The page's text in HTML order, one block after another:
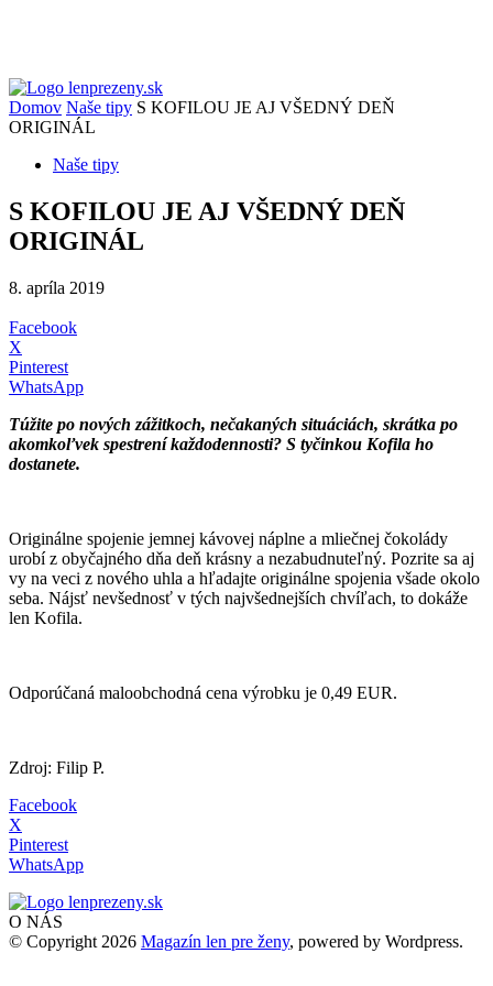
Domov Naše tipy S KOFILOU JE AJ VŠEDNÝ DEŇ
ORIGINÁL
Naše tipy
S KOFILOU JE AJ VŠEDNÝ DEŇ
ORIGINÁL
8. apríla 2019
Facebook
X
Pinterest
WhatsApp
Túžite po nových zážitkoch, nečakaných situáciách, skrátka po
akomkoľvek spestrení každodennosti? S tyčinkou Kofila ho
dostanete.
Originálne spojenie jemnej kávovej náplne a mliečnej čokolády
urobí z obyčajného dňa deň krásny a nezabudnuteľný. Pozrite sa aj
vy na veci z nového uhla a hľadajte originálne spojenia všade okolo
seba. Nájsť nevšednosť v tých najvšednejších chvíľach, to dokáže
len Kofila.
Odporúčaná maloobchodná cena výrobku je 0,49 EUR.
Zdroj: Filip P.
Facebook
X
Pinterest
WhatsApp
O NÁS
© Copyright 2026 Magazín len pre ženy, powered by Wordpress.